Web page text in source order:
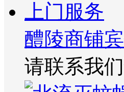
醴陵商铺
请联系我